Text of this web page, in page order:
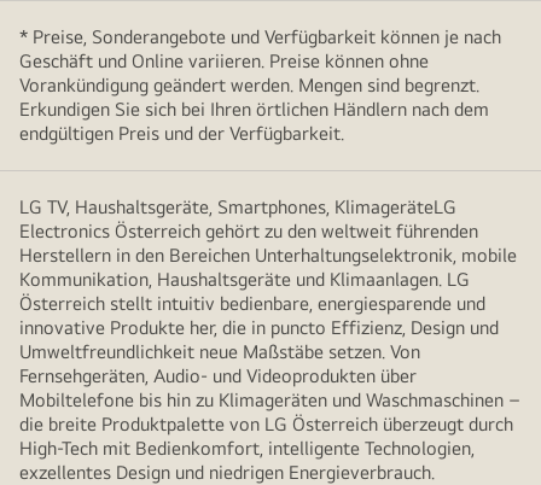
* Preise, Sonderangebote und Verfügbarkeit können je nach
Geschäft und Online variieren. Preise können ohne
Vorankündigung geändert werden. Mengen sind begrenzt.
Erkundigen Sie sich bei Ihren örtlichen Händlern nach dem
endgültigen Preis und der Verfügbarkeit.
LG TV, Haushaltsgeräte, Smartphones, KlimageräteLG
Electronics Österreich gehört zu den weltweit führenden
Herstellern in den Bereichen Unterhaltungselektronik, mobile
Kommunikation, Haushaltsgeräte und Klimaanlagen. LG
Österreich stellt intuitiv bedienbare, energiesparende und
innovative Produkte her, die in puncto Effizienz, Design und
Umweltfreundlichkeit neue Maßstäbe setzen. Von
Fernsehgeräten, Audio- und Videoprodukten über
Mobiltelefone bis hin zu Klimageräten und Waschmaschinen –
die breite Produktpalette von LG Österreich überzeugt durch
High-Tech mit Bedienkomfort, intelligente Technologien,
exzellentes Design und niedrigen Energieverbrauch.